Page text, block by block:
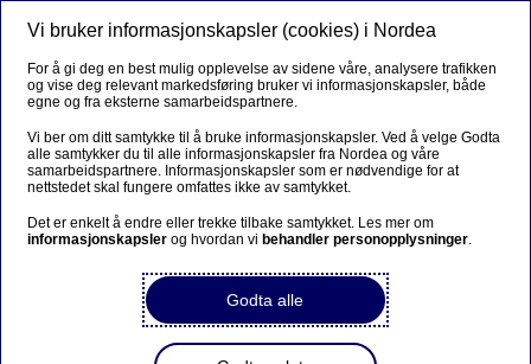
Søk om boliglån
Så hyggelig at du vil ha boliglånet ditt hos oss. Her kan du
Vi bruker informasjonskapsler (cookies) i Nordea
For å gi deg en best mulig opplevelse av sidene våre, analysere trafikken
og vise deg relevant markedsføring bruker vi informasjonskapsler, både
egne og fra eksterne samarbeidspartnere.
Vi ber om ditt samtykke til å bruke informasjonskapsler. Ved å velge Godta
alle samtykker du til alle informasjonskapsler fra Nordea og våre
samarbeidspartnere. Informasjonskapsler som er nødvendige for at
nettstedet skal fungere omfattes ikke av samtykket.
Det er enkelt å endre eller trekke tilbake samtykket. Les mer om
informasjonskapsler og hvordan vi behandler personopplysninger.
Godta alle